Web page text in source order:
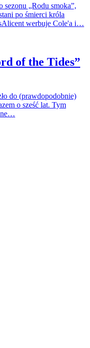
sezonu „Rodu smoka”,
po śmierci króla
werbuje Cole'a i…
of the Tides”
do (prawdopodobnie)
o sześć lat. Tym